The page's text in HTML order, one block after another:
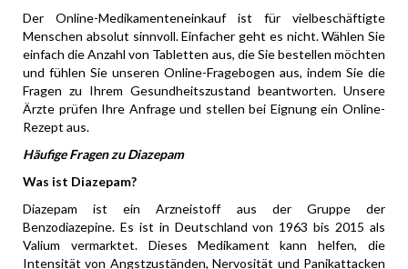
Der Online-Medikamenteneinkauf ist für vielbeschäftigte
Menschen absolut sinnvoll. Einfacher geht es nicht. Wählen Sie
einfach die Anzahl von Tabletten aus, die Sie bestellen möchten
und fühlen Sie unseren Online-Fragebogen aus, indem Sie die
Fragen zu Ihrem Gesundheitszustand beantworten. Unsere
Ärzte prüfen Ihre Anfrage und stellen bei Eignung ein Online-
Rezept aus.
Häufige Fragen zu Diazepam
Was ist Diazepam?
Diazepam ist ein Arzneistoff aus der Gruppe der
Benzodiazepine. Es ist in Deutschland von 1963 bis 2015 als
Valium vermarktet. Dieses Medikament kann helfen, die
Intensität von Angstzuständen, Nervosität und Panikattacken